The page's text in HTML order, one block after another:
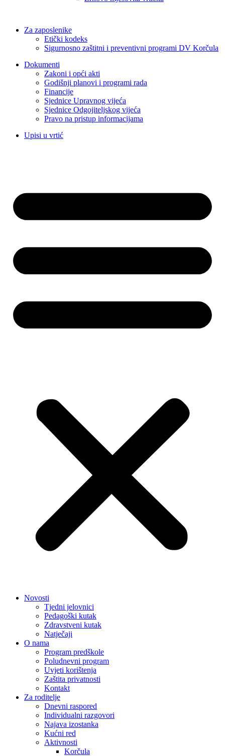
Za zaposlenike
Etički kodeks
Sigurnosno zaštitni i preventivni programi DV Korčula
Dokumenti
Zakoni i opći akti
Godišnji planovi i programi rada
Financije
Sjednice Upravnog vijeća
Sjednice Odgojiteljskog vijeća
Pravo na pristup informacijama
Upisi u vrtić
Novosti
Tjedni jelovnici
Pedagoški kutak
Zdravstveni kutak
Natječaji
O nama
Program predškole
Poludnevni program
Uvjeti korištenja
Zaštita privatnosti
Kontakt
Za roditelje
Dnevni raspored
Individualni razgovori
Najava izostanka
Kućni red
Aktivnosti
Korčula